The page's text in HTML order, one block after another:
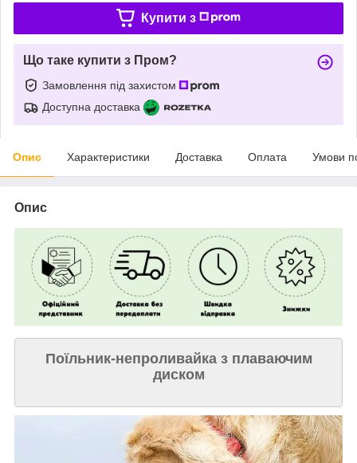
Купити з
Що таке купити з Пром?
Замовлення під захистом
Доступна доставка
Опис Характеристики Доставка Оплата Умови
Опис
Поїльник-непроливайка з плаваючим
диском